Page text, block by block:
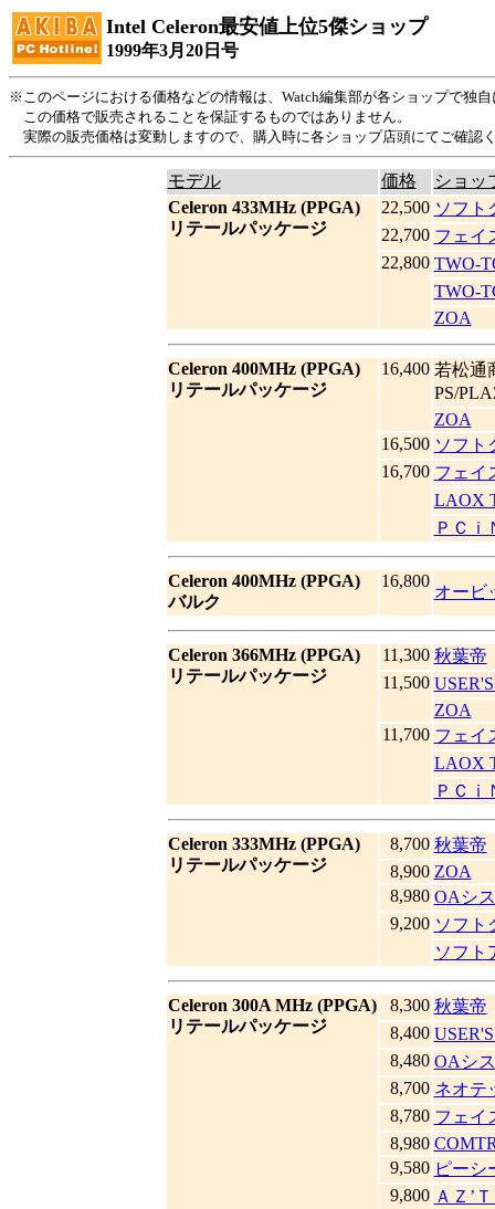
Intel Celeron最安値上位5傑ショップ
1999年3月20日号
※このページにおける価格などの情報は、Watch編集部が各ショップで独
この価格で販売されることを保証するものではありません。
実際の販売価格は変動しますので、購入時に各ショップ店頭にてご確認
モデル 価格
ショッ
Celeron 433MHz (PPGA)
リテールパッケージ
22,500 ソフト
22,700 フェイ
22,800 TWO-
TWO-
ZOA
Celeron 400MHz (PPGA)
リテールパッケージ
16,400 若松通
PS/
ZOA
16,500 ソフト
16,700 フェイ
LAOX
ＰＣｉ
Celeron 400MHz (PPGA)
バルク
16,800
オービ
Celeron 366MHz (PPGA)
リテールパッケージ
11,300 秋葉帝
11,500
ZOA
11,700 フェイ
LAOX
ＰＣｉ
Celeron 333MHz (PPGA)
リテールパッケージ
8,700 秋葉帝
8,900 ZOA
8,980 OAシ
9,200 ソフト
ソフト
Celeron 300A MHz (PPGA)
リテールパッケージ
8,300 秋葉帝
8,400
8,480 OAシ
8,700 ネオテ
8,780 フェイ
8,980
9,580 ピーシ
9,800 ＡＺ’